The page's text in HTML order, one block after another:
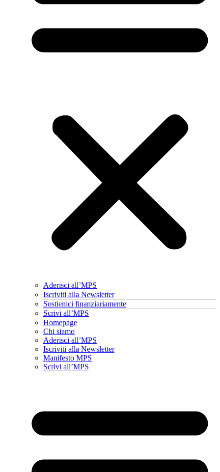
Aderisci all’MPS
Iscriviti alla Newsletter
Sostienici finanziariamente
Scrivi all’MPS
Homepage
Chi siamo
Aderisci all’MPS
Iscriviti alla Newsletter
Manifesto MPS
Scrivi all’MPS